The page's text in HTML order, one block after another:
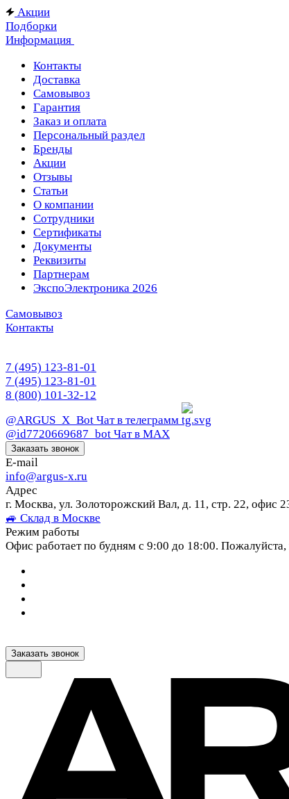
Акции
Подборки
Информация
Контакты
Доставка
Самовывоз
Гарантия
Заказ и оплата
Персональный раздел
Бренды
Акции
Отзывы
Статьи
О компании
Сотрудники
Сертификаты
Документы
Реквизиты
Партнерам
ЭкспоЭлектроника 2026
Самовывоз
Контакты
7 (495) 123-81-01
7 (495) 123-81-01
8 (800) 101-32-12
@ARGUS_X_Bot Чат в телеграмм
@id7720669687_bot Чат в МАХ
Заказать звонок
E-mail
info@argus-x.ru
Адрес
г. Москва, ул. Золоторожский Вал, д. 11, стр. 22, офис
🚙 Склад в Москве
Режим работы
Офис работает по будням с 9:00 до 18:00. Пожалуйста,
Заказать звонок